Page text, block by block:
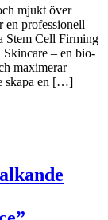
mjukt över
en professionell
Stem Cell Firming
– en bio-
maximerar
skapa en […]